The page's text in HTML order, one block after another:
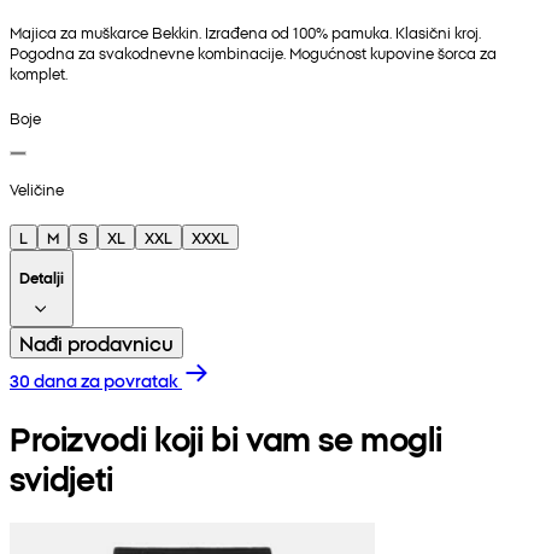
Majica za muškarce Bekkin. Izrađena od 100% pamuka. Klasični kroj.
Pogodna za svakodnevne kombinacije. Mogućnost kupovine šorca za
komplet.
Boje
Veličine
L M S XL XXL
XXXL
Detalji
Nađi prodavnicu
30 dana za povratak
Proizvodi koji bi vam se mogli
svidjeti